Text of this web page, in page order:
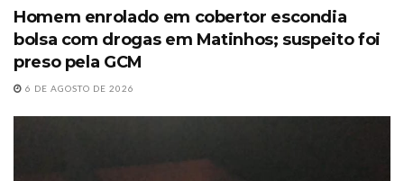
Homem enrolado em cobertor escondia
bolsa com drogas em Matinhos; suspeito foi
preso pela GCM
6 DE AGOSTO DE 2026